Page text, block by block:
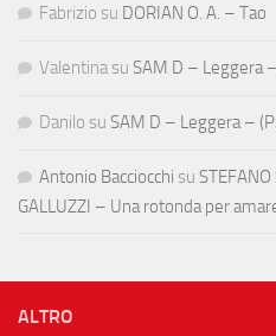
Fabrizio su DORIAN O. A. – Tao
Valentina su SAM D – Leggera
Danilo su SAM D – Leggera –
Antonio Bacciocchi su
GALLUZZI – Una rotonda per
ALTRO